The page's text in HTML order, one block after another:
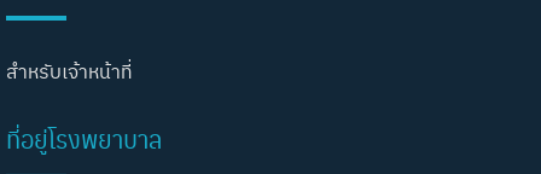
สำหรับเจ้าหน้าที่
ที่อยู่โรงพยาบาล